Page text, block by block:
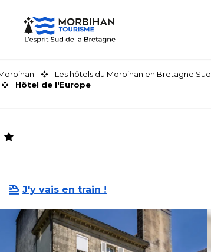
Les hôtels du Morbihan en Bretagne Sud
Hôtel de l'Europe
J'y vais en train !